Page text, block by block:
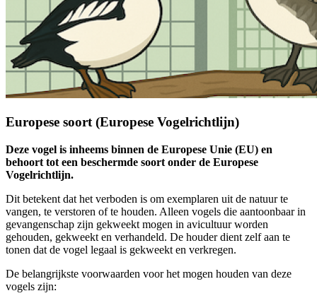
Europese soort (Europese Vogelrichtlijn)
Deze vogel is inheems binnen de Europese Unie (EU) en
behoort tot een beschermde soort onder de Europese
Vogelrichtlijn.
Dit betekent dat het verboden is om exemplaren uit de natuur te
vangen, te verstoren of te houden. Alleen vogels die aantoonbaar in
gevangenschap zijn gekweekt mogen in avicultuur worden
gehouden, gekweekt en verhandeld. De houder dient zelf aan te
tonen dat de vogel legaal is gekweekt en verkregen.
De belangrijkste voorwaarden voor het mogen houden van deze
vogels zijn: